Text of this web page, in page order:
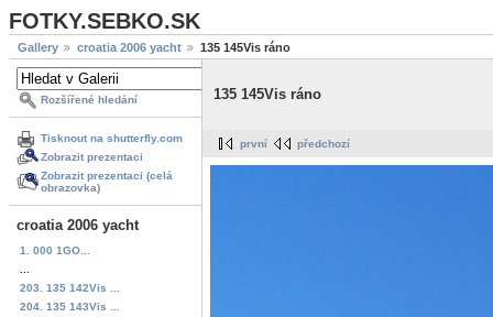
FOTKY.SEBKO.SK
Gallery croatia 2006 yacht 135 145Vis ráno
Rozšířené hledání
Tisknout na shutterfly.com
Zobrazit prezentaci
Zobrazit prezentaci (celá
obrazovka)
croatia 2006 yacht
1. 000 1GO...
203. 135 142Vis ...
204. 135 143Vis ...
135 145Vis ráno
první předchozí